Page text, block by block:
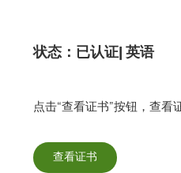
状态： 已认证| 英语
点击“查看证书”按钮，查看
查看证书